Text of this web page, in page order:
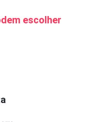
escolher